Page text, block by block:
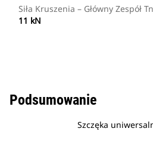
Siła Kruszenia – Główny Zespół
11 kN
Podsumowanie
Szczęka